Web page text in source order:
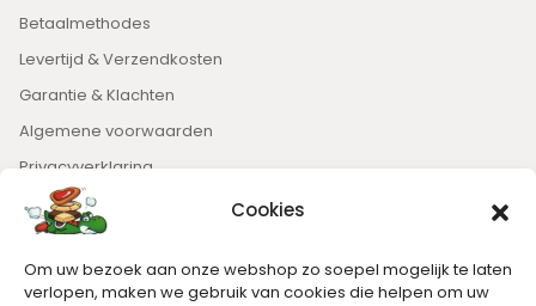
Cookies
Om uw bezoek aan onze webshop zo soepel mogelijk te laten
verlopen, maken we gebruik van cookies die helpen om uw
Betaalmethodes
Levertijd & Verzendkosten
Garantie & Klachten
Algemene voorwaarden
Privacyverklaring
Nieuwsbrief
Blijft op de hoogte van het laatste nieuws.